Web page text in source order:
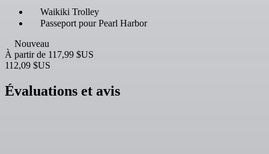
Waikiki Trolley
Passeport pour Pearl Harbor
Nouveau
À partir de 117,99 $US
112,09 $US
Évaluations et avis